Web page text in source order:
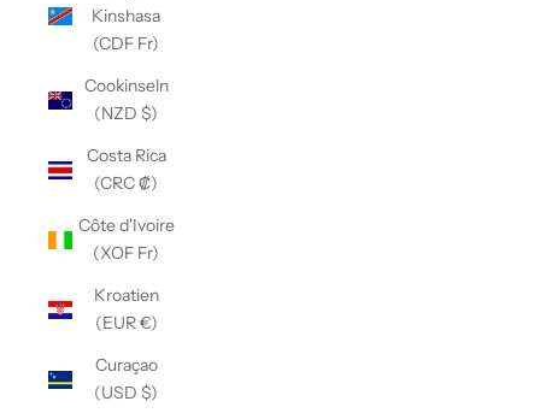
Kinshasa
(CDF Fr)
Cookinseln
(NZD $)
Costa Rica
(CRC ₡)
Côte d'Ivoire
(XOF Fr)
Kroatien
(EUR €)
Curaçao
(USD $)